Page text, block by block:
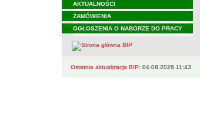
AKTUALNOŚCI
ZAMÓWIENIA
OGŁOSZENIA O NABORZE DO PRACY
Ostatnia aktualizacja BIP: 04.08.2026 11:43